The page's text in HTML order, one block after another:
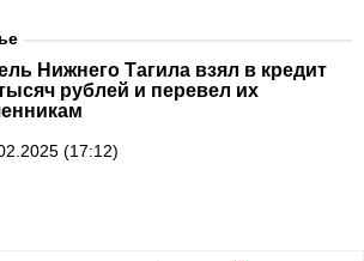
Нижнего Тагила взял в кредит
рублей и перевел их
(17:12)